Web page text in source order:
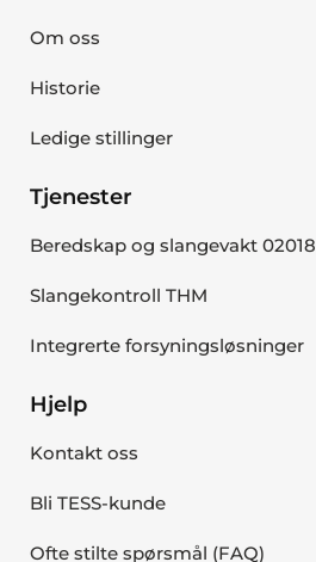
Om oss
Historie
Ledige stillinger
Tjenester
Beredskap og slangevakt 02018
Slangekontroll THM
Integrerte forsyningsløsninger
Hjelp
Kontakt oss
Bli TESS-kunde
Ofte stilte spørsmål (FAQ)